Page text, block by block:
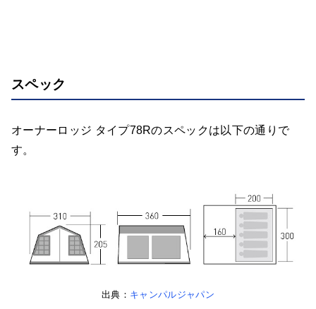
スペック
オーナーロッジ タイプ78Rのスペックは以下の通りで
す。
出典： キャンパルジャパン